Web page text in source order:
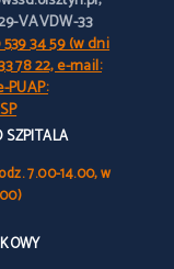
VAVDW-33
34 59 (w dni
78 22, e-mail:
PUAP:
SZPITALA
7.00-14.00, w